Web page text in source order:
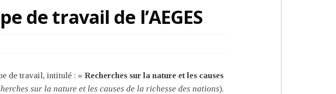
de travail de l’AEGES
de travail, intitulé : «Recherches sur la nature et les causes
sur la nature et les causes de la richesse des nations).